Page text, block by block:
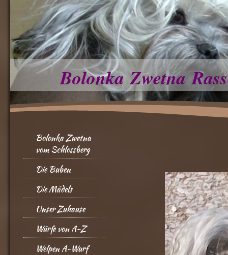
Bolonka Zwetna
Bolonka Zwetna
vom Schlossberg
Die Buben
Die Mädels
Unser Zuhause
Würfe von A-Z
Welpen A-Wurf